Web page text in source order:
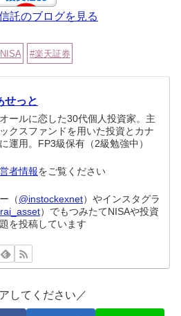
託のブログを見る
楽天証券
せっと
ールに恋した30代個人投資家。主
クスファンドを用いた投資とカナ
運用。FP3級保有（2級勉強中）
者情報をご覧ください
（@instockexnet）やインスタグラ
）でもつみたてNISAや投資
を投稿しています
してください／